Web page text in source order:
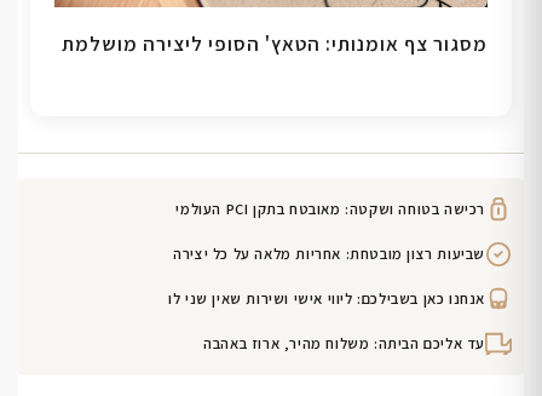
מסגור צף אומנותי: הטאץ' הסופי ליצירה מושלמת
רכישה בטוחה ושקטה: מאובטח בתקן PCI העולמי
שביעות רצון מובטחת: אחריות מלאה על כל יצירה
אנחנו כאן בשבילכם: ליווי אישי ושירות שאין שני לו
עד אליכם הביתה: משלוח מהיר, ארוז באהבה